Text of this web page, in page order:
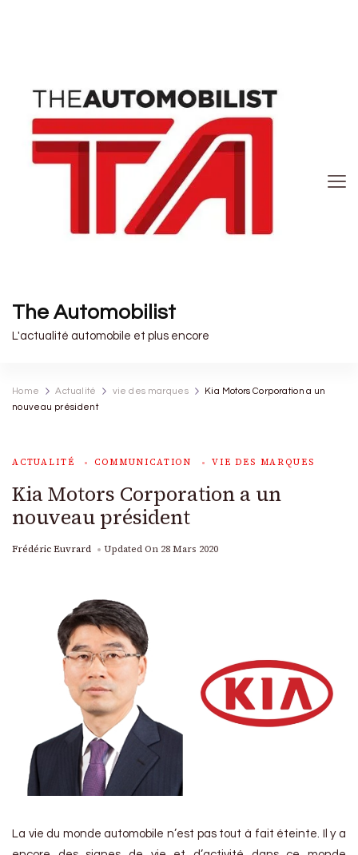
The Automobilist
L'actualité automobile et plus encore
Home Actualité vie des marques
Kia Motors Corporation a un
nouveau président
ACTUALITÉ COMMUNICATION VIE DES MARQUES
Kia Motors Corporation a un
nouveau président
Frédéric Euvrard Updated On 28 Mars 2020
La vie du monde automobile n’est pas tout à fait éteinte. Il y a